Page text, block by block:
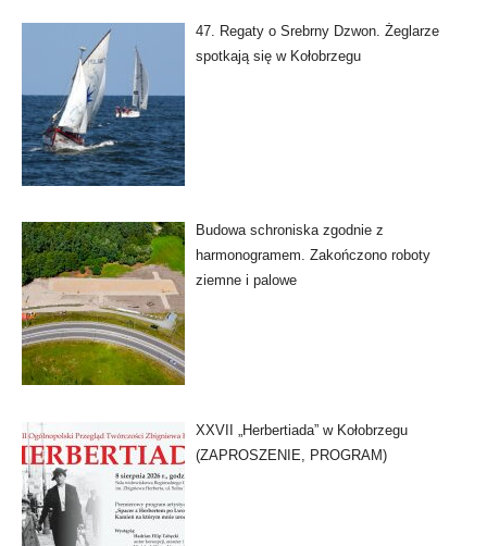
47. Regaty o Srebrny Dzwon. Żeglarze
spotkają się w Kołobrzegu
Budowa schroniska zgodnie z
harmonogramem. Zakończono roboty
ziemne i palowe
XXVII „Herbertiada” w Kołobrzegu
(ZAPROSZENIE, PROGRAM)